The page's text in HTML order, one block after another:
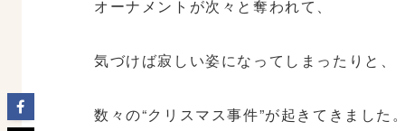
オーナメントが次々と奪われて、
気づけば寂しい姿になってしまったりと、
数々の“クリスマス事件”が起きてきました。